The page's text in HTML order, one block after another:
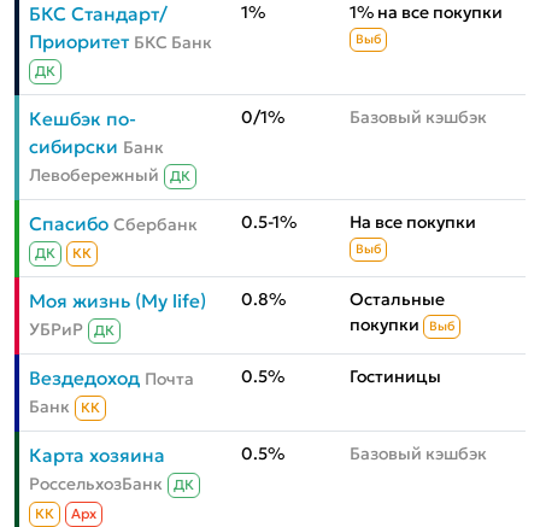
БКС Стандарт/
Приоритет БКС Банк
ДК
1% 1% на все покупки
Выб
Кешбэк по-
сибирски Банк
Левобережный
ДК
0/1% Базовый кэшбэк
Спасибо Сбербанк
ДК КК
0.5-1% На все покупки
Выб
Моя жизнь (My life)
УБРиР ДК
0.8%
Остальные
покупки
Выб
Вездедоход Почта
Банк
КК
0.5% Гостиницы
Карта хозяина
РоссельхозБанк
ДК
КК
Aрх
0.5% Базовый кэшбэк